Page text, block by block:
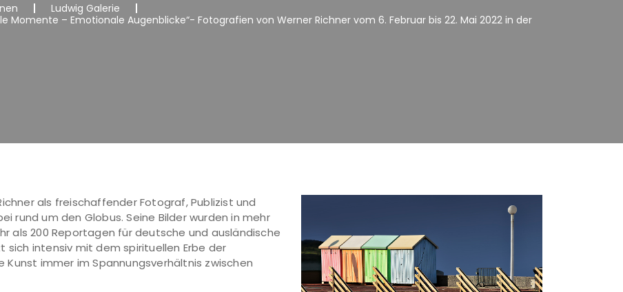
Ludwig Galerie
Momente – Emotionale Augenblicke“- Fotografien von Werner Richner vom 6. Februar bis 22. Mai 2022 in der
als freischaffender Fotograf, Publizist und
rund um den Globus. Seine Bilder wurden in mehr
als 200 Reportagen für deutsche und ausländische
intensiv mit dem spirituellen Erbe der
immer im Spannungsverhältnis zwischen